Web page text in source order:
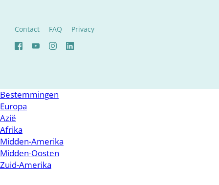
Contact FAQ Privacy
Bestemmingen
Europa
Azië
Afrika
Midden-Amerika
Midden-Oosten
Zuid-Amerika